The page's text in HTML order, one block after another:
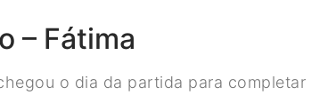
– Fátima
o dia da partida para